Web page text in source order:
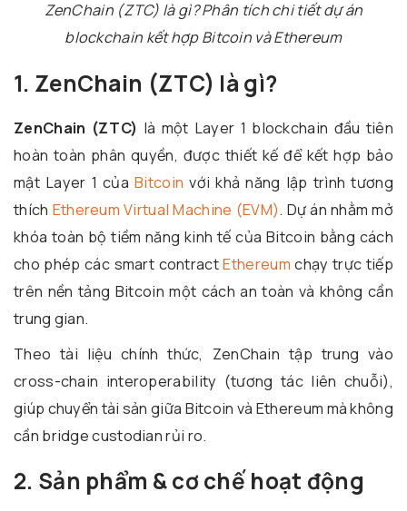
ZenChain (ZTC) là gì? Phân tích chi tiết dự án
blockchain kết hợp Bitcoin và Ethereum
1. ZenChain (ZTC) là gì?
ZenChain (ZTC) là một Layer 1 blockchain đầu tiên
hoàn toàn phân quyền, được thiết kế để kết hợp bảo
mật Layer 1 củaBitcoin với khả năng lập trình tương
thích Ethereum Virtual Machine (EVM). Dự án nhằm mở
khóa toàn bộ tiềm năng kinh tế của Bitcoin bằng cách
cho phép các smart contractEthereum chạy trực tiếp
trên nền tảng Bitcoin một cách an toàn và không cần
trung gian.
Theo tài liệu chính thức, ZenChain tập trung vào
cross-chain interoperability (tương tác liên chuỗi),
giúp chuyển tài sản giữa Bitcoin và Ethereum mà không
cần bridge custodian rủi ro.
2. Sản phẩm & cơ chế hoạt động